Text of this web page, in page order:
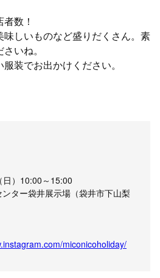
数！
しいものなど盛りだくさん。素
いね。
装でお出かけください。
）10:00～15:00
ター袋井展示場（袋井市下山梨
miconicoholiday/